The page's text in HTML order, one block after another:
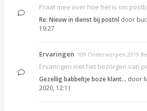
Praat mee over hoe het is om
Re: Nieuw in dienst bij postnl door
19:27
Ervaringen 109 Onderwerpen 2919
Ervaringen met het bezorgen van
Gezellig babbeltje boze klant… door
2020, 12:11